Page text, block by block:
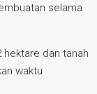
selama
hektare dan tanah
waktu